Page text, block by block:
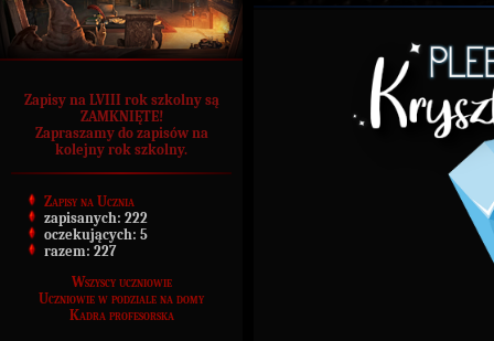
Zapisy na LVIII rok szkolny są
ZAMKNIĘTE!
Zapraszamy do zapisów na
kolejny rok szkolny.
Zapisy na Ucznia
zapisanych: 222
oczekujących: 5
razem: 227
Wszyscy uczniowie
Uczniowie w podziale na domy
Kadra profesorska